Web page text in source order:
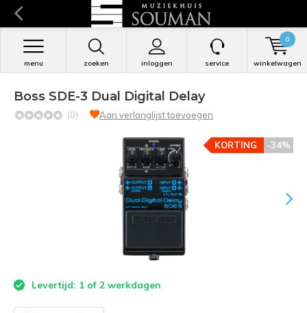
zoeken inloggen
menu service winkelwagen
0
Boss SDE-3 Dual Digital Delay
(0) Aan verlanglijst toevoegen
-34%
KORTING
Levertijd: 1 of 2 werkdagen